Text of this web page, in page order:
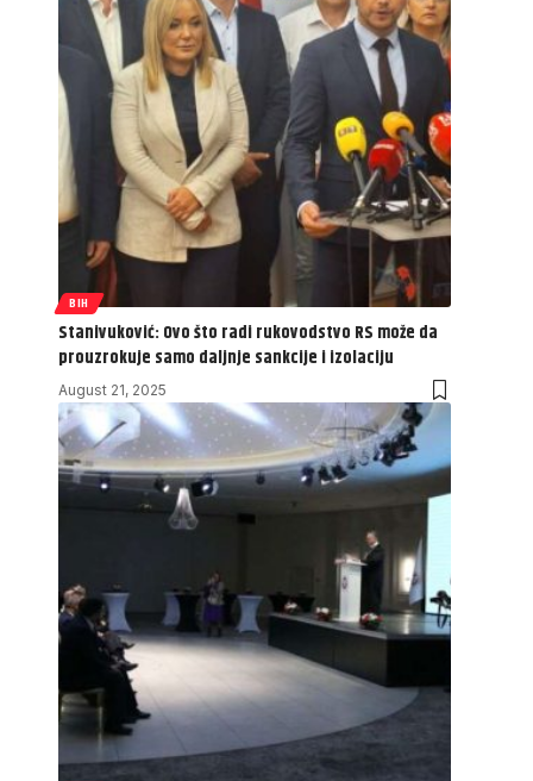
BIH
Stanivuković: Ovo što radi rukovodstvo RS može da
prouzrokuje samo daljnje sankcije i izolaciju
August 21, 2025